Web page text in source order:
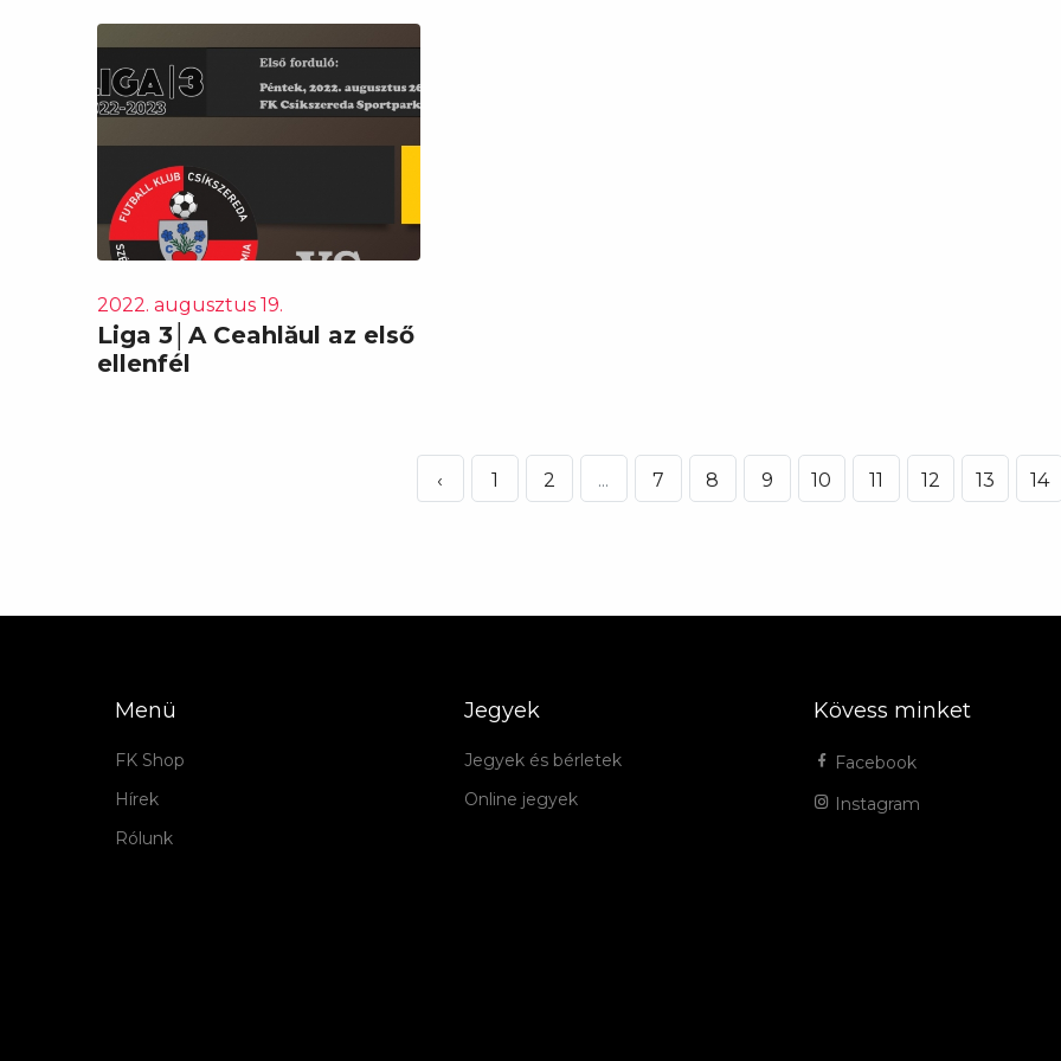
2022. augusztus 19.
Liga 3│A Ceahlăul az első
ellenfél
‹ 1 2 ... 7 8 9 10 11 12 13 14
Menü
FK Shop
Hírek
Rólunk
Jegyek
Jegyek és bérletek
Online jegyek
Kövess minket
Facebook
Instagram